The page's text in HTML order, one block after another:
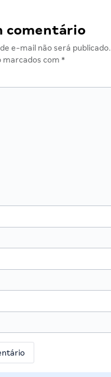
comentário
e-mail não será publicado.
marcados com *